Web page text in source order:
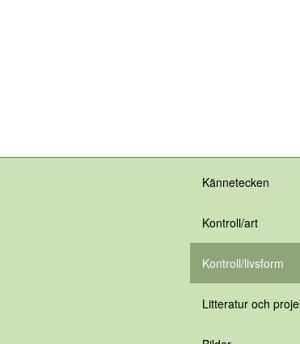
Kännetecken
Kontroll/art
Kontroll/livsform
Litteratur och